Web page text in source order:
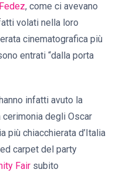
Fedez, come ci avevano
volati nella loro
cinematografica più
entrati “dalla porta
infatti avuto la
degli Oscar
più chiacchierata d’Italia
carpet del party
Fair subito